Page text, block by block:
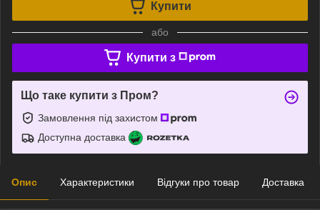
Купити
або
Купити з
Що таке купити з Пром?
Замовлення під захистом
Доступна доставка
Опис Характеристики Відгуки про товар Доставка